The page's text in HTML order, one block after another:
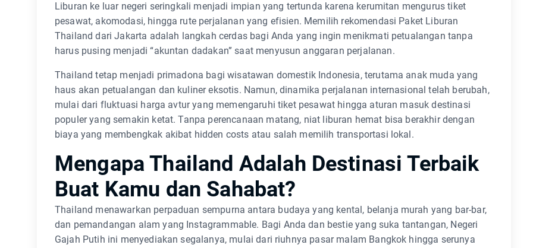
Liburan ke luar negeri seringkali menjadi impian yang tertunda karena kerumitan mengurus tiket
pesawat, akomodasi, hingga rute perjalanan yang efisien. Memilih rekomendasi Paket Liburan
Thailand dari Jakarta adalah langkah cerdas bagi Anda yang ingin menikmati petualangan tanpa
harus pusing menjadi “akuntan dadakan” saat menyusun anggaran perjalanan.
Thailand tetap menjadi primadona bagi wisatawan domestik Indonesia, terutama anak muda yang
haus akan petualangan dan kuliner eksotis. Namun, dinamika perjalanan internasional telah berubah,
mulai dari fluktuasi harga avtur yang memengaruhi tiket pesawat hingga aturan masuk destinasi
populer yang semakin ketat. Tanpa perencanaan matang, niat liburan hemat bisa berakhir dengan
biaya yang membengkak akibat hidden costs atau salah memilih transportasi lokal.
Mengapa Thailand Adalah Destinasi Terbaik
Buat Kamu dan Sahabat?
Thailand menawarkan perpaduan sempurna antara budaya yang kental, belanja murah yang bar-bar,
dan pemandangan alam yang Instagrammable. Bagi Anda dan bestie yang suka tantangan, Negeri
Gajah Putih ini menyediakan segalanya, mulai dari riuhnya pasar malam Bangkok hingga serunya